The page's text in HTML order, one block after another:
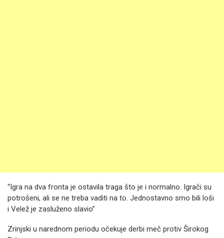
“Igra na dva fronta je ostavila traga što je i normalno. Igrači su
potrošeni, ali se ne treba vaditi na to. Jednostavno smo bili loši
i Velež je zasluženo slavio”
Zrinjski u narednom periodu očekuje derbi meč protiv Širokog